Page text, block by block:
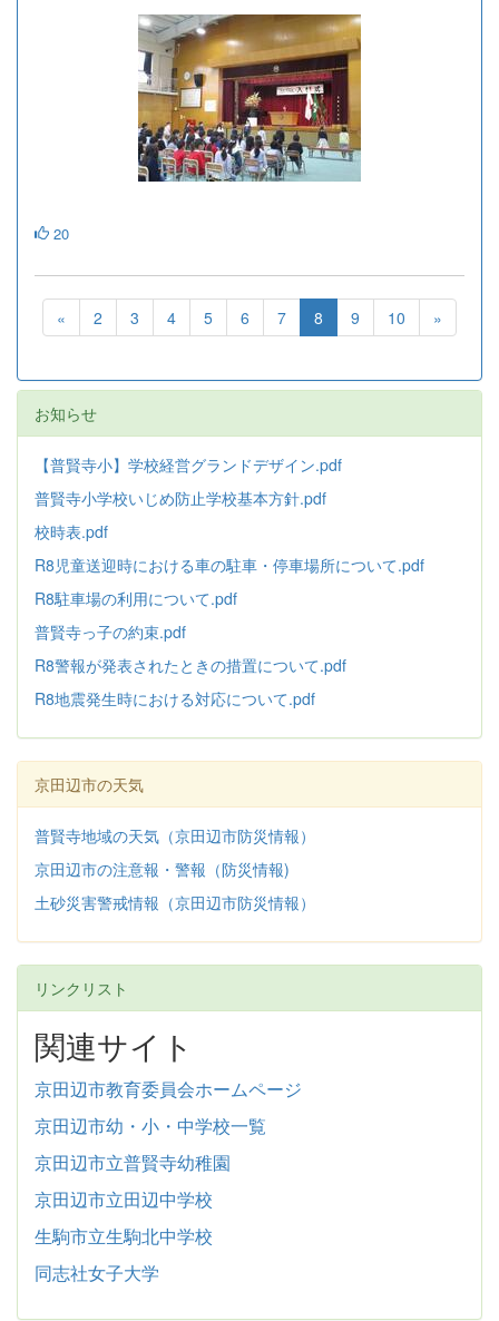
20
« 2 3 4 5 6 7 8 9 10 »
お知らせ
【普賢寺小】学校経営グランドデザイン.pdf
普賢寺小学校いじめ防止学校基本方針.pdf
校時表.pdf
R8児童送迎時における車の駐車・停車場所について.pdf
R8駐車場の利用について.pdf
普賢寺っ子の約束.pdf
R8警報が発表されたときの措置について.pdf
R8地震発生時における対応について.pdf
京田辺市の天気
普賢寺地域の天気（京田辺市防災情報）
京田辺市の注意報・警報（防災情報)
土砂災害警戒情報（京田辺市防災情報）
リンクリスト
関連サイト
京田辺市教育委員会ホームページ
京田辺市幼・小・中学校一覧
京田辺市立普賢寺幼稚園
京田辺市立田辺中学校
生駒市立生駒北中学校
同志社女子大学